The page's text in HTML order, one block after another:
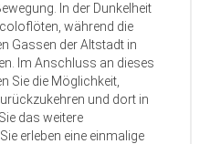
In der Dunkelheit
während die
Gassen der Altstadt in
Im Anschluss an dieses
Sie die Möglichkeit,
und dort in
das weitere
erleben eine einmalige